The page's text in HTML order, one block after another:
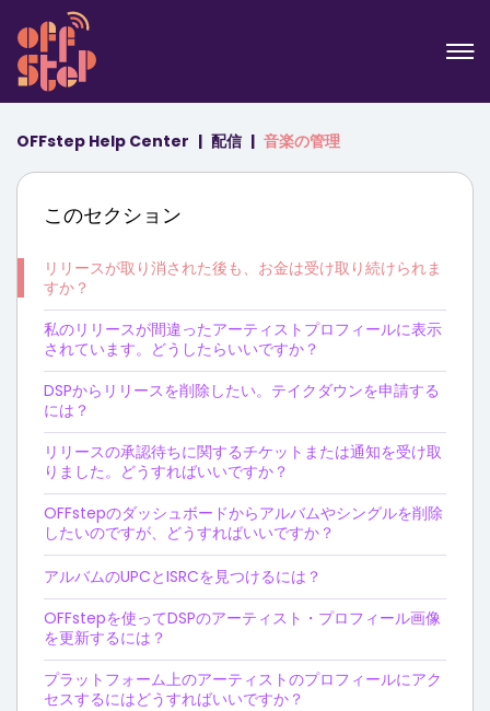
OFFstep Help Center 配信 音楽の管理
このセクション
リリースが取り消された後も、お金は受け取り続けられま
すか？
私のリリースが間違ったアーティストプロフィールに表示
されています。どうしたらいいですか？
DSPからリリースを削除したい。テイクダウンを申請する
には？
リリースの承認待ちに関するチケットまたは通知を受け取
りました。どうすればいいですか？
OFFstepのダッシュボードからアルバムやシングルを削除
したいのですが、どうすればいいですか？
アルバムのUPCとISRCを見つけるには？
OFFstepを使ってDSPのアーティスト・プロフィール画像
を更新するには？
プラットフォーム上のアーティストのプロフィールにアク
セスするにはどうすればいいですか？